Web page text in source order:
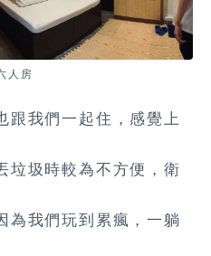
人房
跟我們一起住，感覺上
垃圾時較為不方便，衛
為我們玩到累瘋，一躺